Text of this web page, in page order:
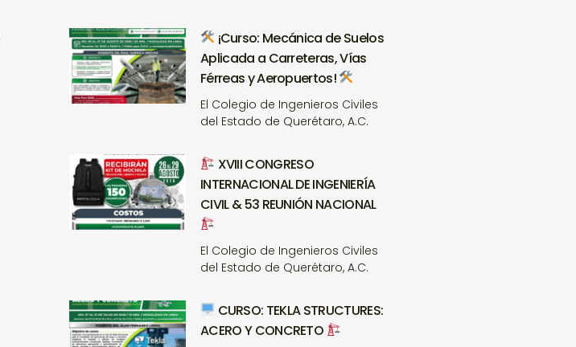
¡Curso: Mecánica de Suelos
Aplicada a Carreteras, Vías
Férreas y Aeropuertos!
El Colegio de Ingenieros Civiles
del Estado de Querétaro, A.C.
XVIII CONGRESO
INTERNACIONAL DE INGENIERÍA
CIVIL & 53 REUNIÓN NACIONAL
El Colegio de Ingenieros Civiles
del Estado de Querétaro, A.C.
CURSO: TEKLA STRUCTURES:
ACERO Y CONCRETO